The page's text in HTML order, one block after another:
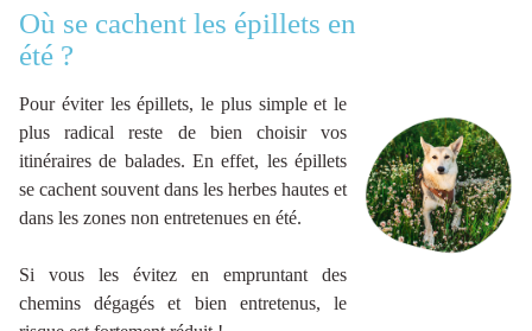
Où se cachent les épillets en
été ?
Pour éviter les épillets, le plus simple et le
plus radical reste de bien choisir vos
itinéraires de balades. En effet, les épillets
se cachent souvent dans les herbes hautes et
dans les zones non entretenues en été.
Si vous les évitez en empruntant des
chemins dégagés et bien entretenus, le